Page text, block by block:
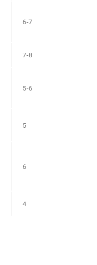
6-7
7-8
5-6
5
6
4